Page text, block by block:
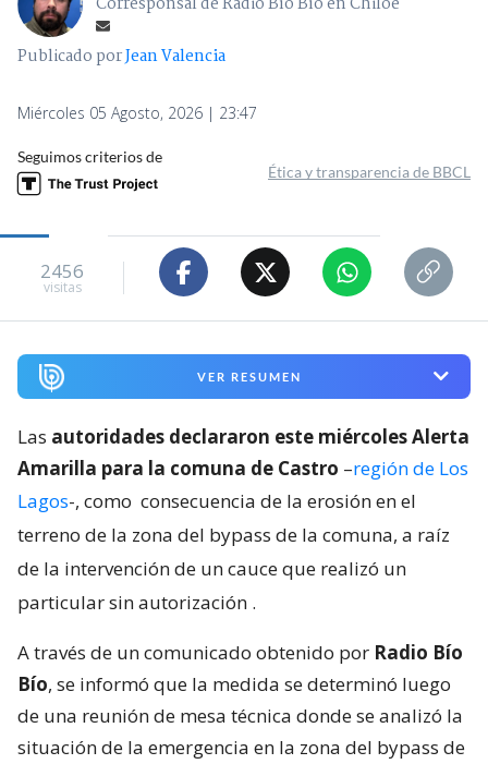
Publicado porJean Valencia
Miércoles 05 Agosto, 2026 | 23:47
Seguimos criterios de
Ética y transparencia de BBCL
2456
visitas
VER RESUMEN
Las autoridades declararon este miércoles Alerta
Amarilla para la comuna de Castro –región de Los
Lagos-, como consecuencia de la erosión en el
terreno de la zona del bypass de la comuna, a raíz
de la intervención de un cauce que realizó un
particular sin autorización .
A través de un comunicado obtenido por Radio Bío
Bío, se informó que la medida se determinó luego
de una reunión de mesa técnica donde se analizó la
situación de la emergencia en la zona del bypass de